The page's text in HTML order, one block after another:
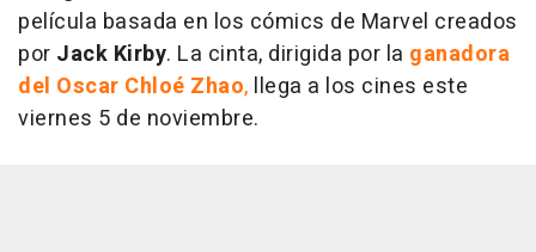
película basada en los cómics de Marvel creados
por Jack Kirby. La cinta, dirigida por la ganadora
del Oscar Chloé Zhao, llega a los cines este
viernes 5 de noviembre.